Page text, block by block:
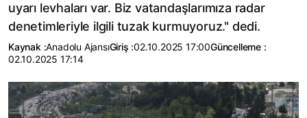
uyarı levhaları var. Biz vatandaşlarımıza radar
denetimleriyle ilgili tuzak kurmuyoruz." dedi.
Kaynak :Anadolu AjansıGiriş :02.10.2025 17:00Güncelleme :
02.10.2025 17:14